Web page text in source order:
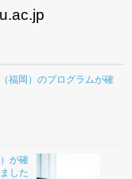
福岡）のプログラムが確
が確
した